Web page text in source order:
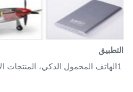
التطبيق
1الهاتف المحمول الذكي، المنتجات